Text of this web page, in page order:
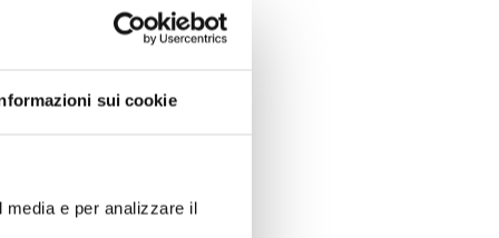
sui cookie
e per analizzare il